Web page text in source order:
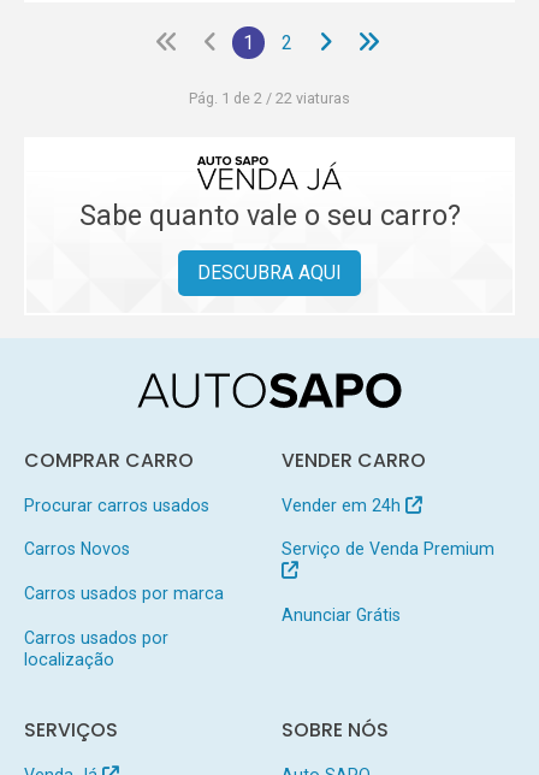
1 2
Pág. 1 de 2 / 22 viaturas
Sabe quanto vale o seu carro?
DESCUBRA AQUI
COMPRAR CARRO
Procurar carros usados
Carros Novos
Carros usados por marca
Carros usados por
localização
VENDER CARRO
Vender em 24h
Serviço de Venda Premium
Anunciar Grátis
SERVIÇOS SOBRE NÓS